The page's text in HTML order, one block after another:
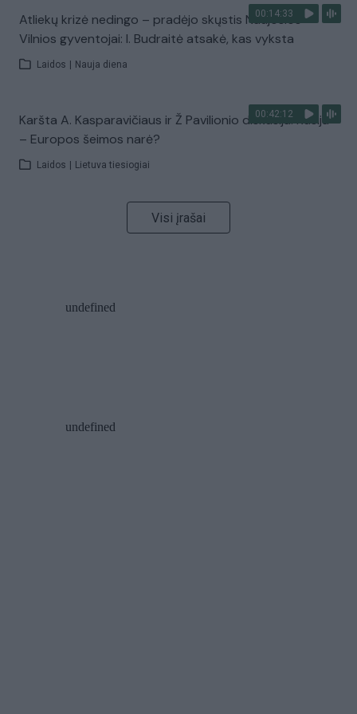
00:14:33
Atliekų krizė nedingo – pradėjo skųstis Naujosios
Vilnios gyventojai: I. Budraitė atsakė, kas vyksta
Laidos Nauja diena
00:42:12
Karšta A. Kasparavičiaus ir Ž Pavilionio diskusija: Rusija
– Europos šeimos narė?
Laidos Lietuva tiesiogiai
Visi įrašai